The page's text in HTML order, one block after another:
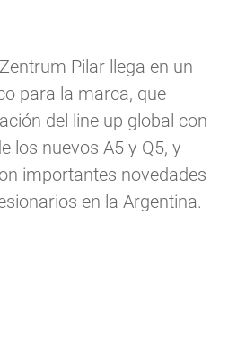
Pilar llega en un
para la marca, que
del line up global con
los nuevos A5 y Q5, y
importantes novedades
en la Argentina.